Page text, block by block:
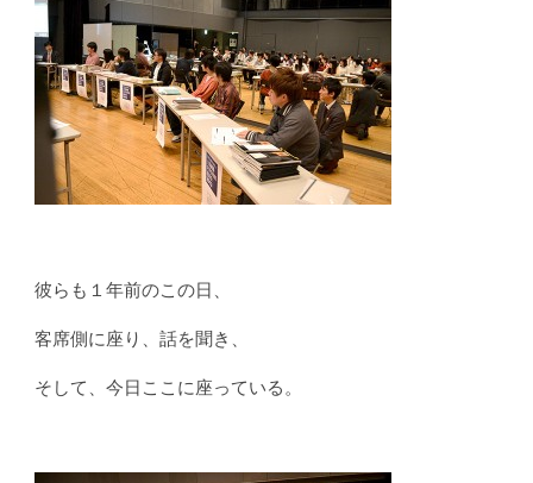
彼らも１年前のこの日、
客席側に座り、話を聞き、
そして、今日ここに座っている。